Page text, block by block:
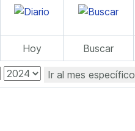
Hoy Buscar
Ir al mes específico